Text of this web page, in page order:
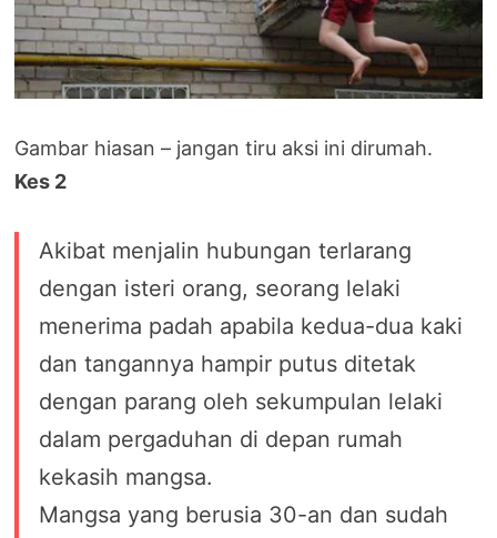
Gambar hiasan – jangan tiru aksi ini dirumah.
Kes 2
Akibat menjalin hubungan terlarang
dengan isteri orang, seorang lelaki
menerima padah apabila kedua-dua kaki
dan tangannya hampir putus ditetak
dengan parang oleh sekumpulan lelaki
dalam pergaduhan di depan rumah
kekasih mangsa.
Mangsa yang berusia 30-an dan sudah